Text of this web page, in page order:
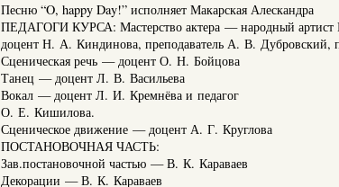
Песню “O, happy Day!” исполняет Макарская Алескандра
ПЕДАГОГИ КУРСА: Мастерство актера — народный
доцент Н. А. Киндинова, преподаватель А. В. Дубровский,
Сценическая речь — доцент О. Н. Бойцова
Танец — доцент Л. В. Васильева
Вокал — доцент Л. И. Кремнёва и педагог
О. Е. Кишилова.
Сценическое движение — доцент А. Г. Круглова
ПОСТАНОВОЧНАЯ ЧАСТЬ:
Зав.постановочной частью — В. К. Караваев
Декорации — В. К. Караваев